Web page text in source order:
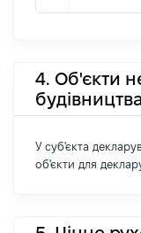
4. Об'єкти
будівництва
У суб'єкта
об'єкти для